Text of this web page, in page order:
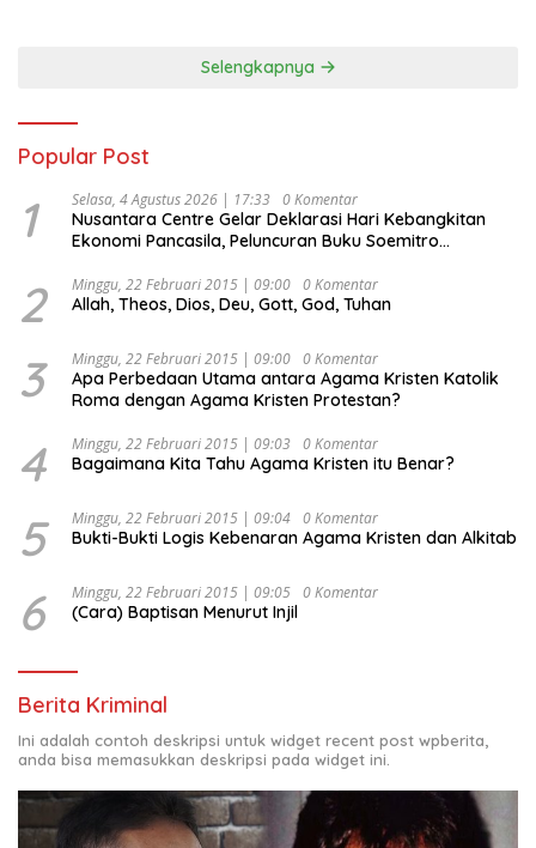
Selengkapnya
Popular Post
1 Selasa, 4 Agustus 2026 | 17:33 0 Komentar
Nusantara Centre Gelar Deklarasi Hari Kebangkitan
Ekonomi Pancasila, Peluncuran Buku Soemitro
Ekonomi Politik Indonesia) & Simposium Nasional
“Urgensi Undang-Undang Perekonomian Nasional dan
Indonesia Emas 2045”,
2 Minggu, 22 Februari 2015 | 09:00 0 Komentar
Allah, Theos, Dios, Deu, Gott, God, Tuhan
3 Minggu, 22 Februari 2015 | 09:00 0 Komentar
Apa Perbedaan Utama antara Agama Kristen Katolik
Roma dengan Agama Kristen Protestan?
4 Minggu, 22 Februari 2015 | 09:03 0 Komentar
Bagaimana Kita Tahu Agama Kristen itu Benar?
5 Minggu, 22 Februari 2015 | 09:04 0 Komentar
Bukti-Bukti Logis Kebenaran Agama Kristen dan Alkitab
6 Minggu, 22 Februari 2015 | 09:05 0 Komentar
(Cara) Baptisan Menurut Injil
Berita Kriminal
Ini adalah contoh deskripsi untuk widget recent post wpberita,
anda bisa memasukkan deskripsi pada widget ini.